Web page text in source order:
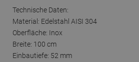
Technische Daten:
Material: Edelstahl AISI 304
Oberfläche: Inox
Breite: 100 cm
Einbautiefe: 52 mm